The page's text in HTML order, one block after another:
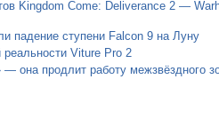
Kingdom Come: Deliverance 2 —
падение ступени Falcon 9 на Луну
Viture Pro 2
она продлит работу межзвёздного